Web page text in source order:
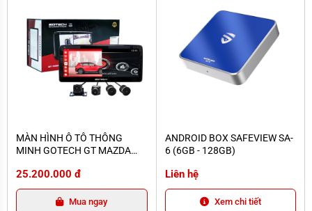
MÀN HÌNH Ô TÔ THÔNG
MINH GOTECH GT MAZDA
25.200.000 đ
Mua ngay
ANDROID BOX SAFEVIEW SA-
6 (6GB - 128GB)
Liên hệ
Xem chi tiết